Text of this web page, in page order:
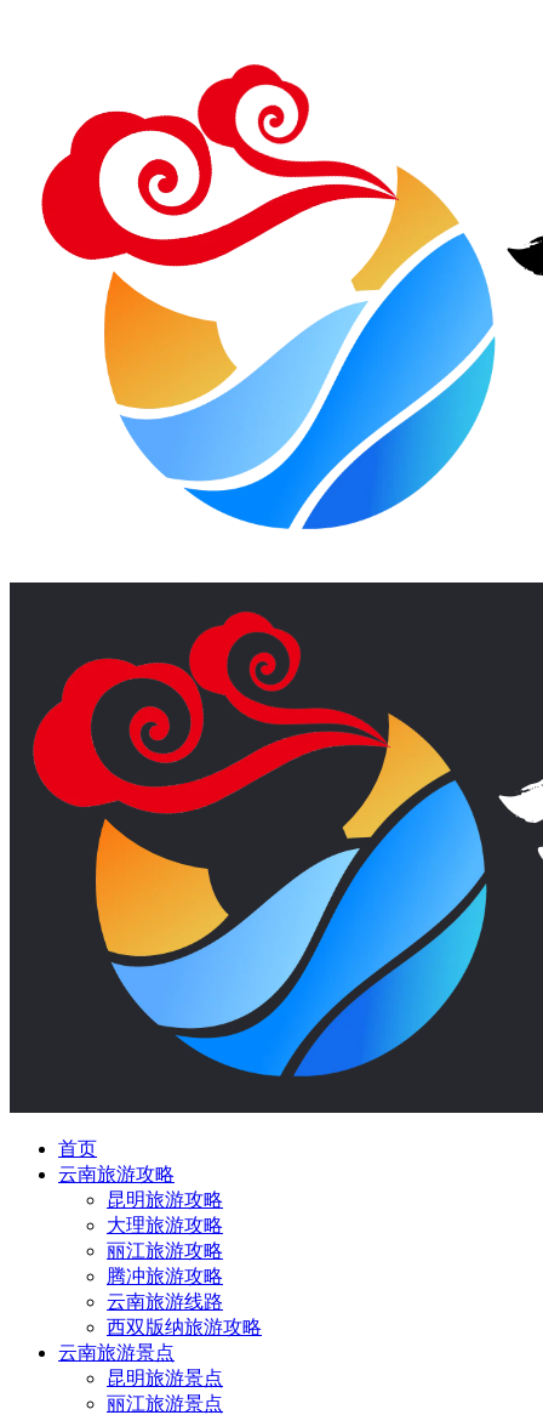
首页
云南旅游攻略
昆明旅游攻略
大理旅游攻略
丽江旅游攻略
腾冲旅游攻略
云南旅游线路
西双版纳旅游攻略
云南旅游景点
昆明旅游景点
丽江旅游景点